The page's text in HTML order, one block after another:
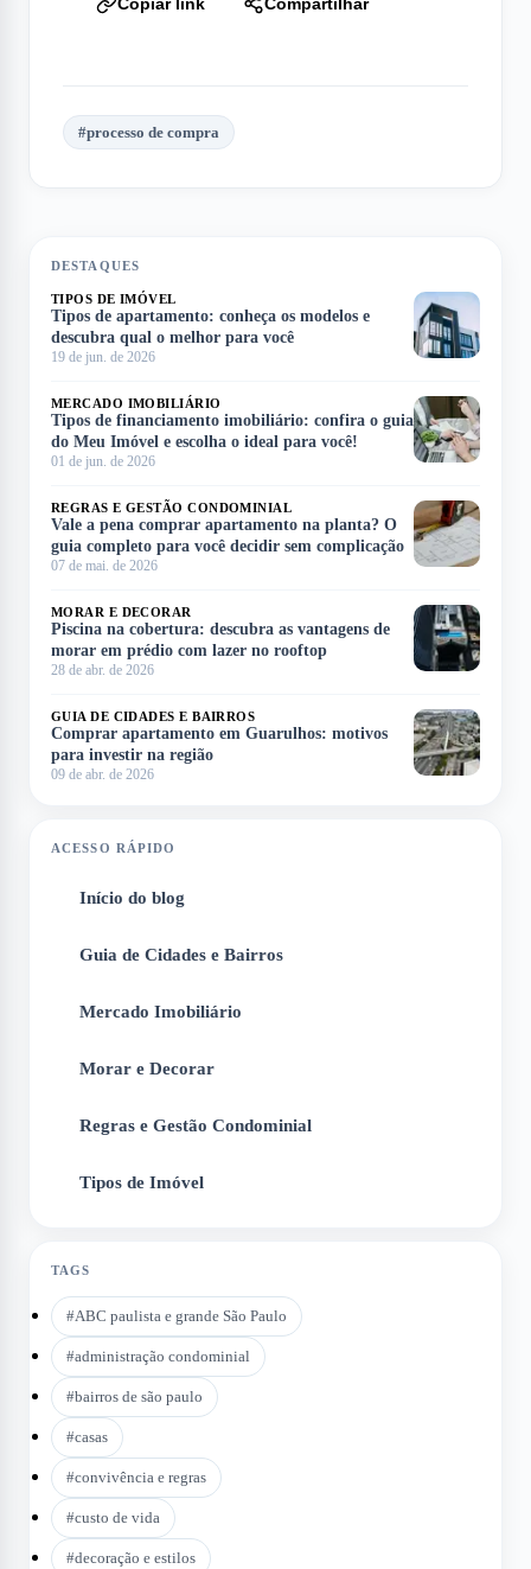
#processo de compra
DESTAQUES
TIPOS DE IMÓVEL
Tipos de apartamento: conheça os modelos e
descubra qual o melhor para você
19 de jun. de 2026
MERCADO IMOBILIÁRIO
Tipos de financiamento imobiliário: confira o guia
do Meu Imóvel e escolha o ideal para você!
01 de jun. de 2026
REGRAS E GESTÃO CONDOMINIAL
Vale a pena comprar apartamento na planta? O
guia completo para você decidir sem complicação
07 de mai. de 2026
MORAR E DECORAR
Piscina na cobertura: descubra as vantagens de
morar em prédio com lazer no rooftop
28 de abr. de 2026
GUIA DE CIDADES E BAIRROS
Comprar apartamento em Guarulhos: motivos
para investir na região
09 de abr. de 2026
ACESSO RÁPIDO
Início do blog
Guia de Cidades e Bairros
Mercado Imobiliário
Morar e Decorar
Regras e Gestão Condominial
Tipos de Imóvel
TAGS
#ABC paulista e grande São Paulo
#administração condominial
#bairros de são paulo
#casas
#convivência e regras
#custo de vida
#decoração e estilos